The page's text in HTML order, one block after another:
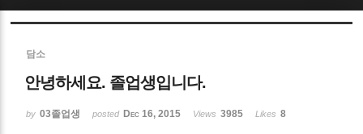
담소
안녕하세요. 졸업생입니다.
by 03졸업생 posted Dec 16, 2015 Views 3985 Likes 8
Sketchbook5, 스케치북5